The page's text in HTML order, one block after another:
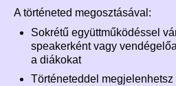
A történeted megosztásával:
Sokrétű együttműködéssel
speakerként vagy
a diákokat
Történeteddel